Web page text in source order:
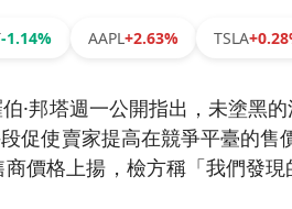
-1.14% AAPL+2.63% TSLA
·邦塔週一公開指出，未塗黑
促使賣家提高在競爭平臺的
價格上揚，檢方稱「我們發現